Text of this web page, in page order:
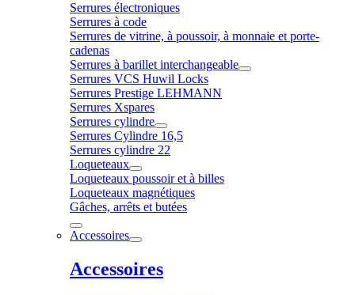
Serrures électroniques
Serrures à code
Serrures de vitrine, à poussoir, à monnaie et porte-
cadenas
Serrures à barillet interchangeable
Serrures VCS Huwil Locks
Serrures Prestige LEHMANN
Serrures Xspares
Serrures cylindre
Serrures Cylindre 16,5
Serrures cylindre 22
Loqueteaux
Loqueteaux poussoir et à billes
Loqueteaux magnétiques
Gâches, arrêts et butées
Accessoires
Accessoires